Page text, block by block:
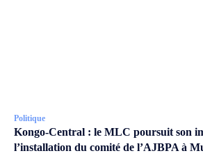
Politique
Kongo-Central : le MLC poursuit son
l’installation du comité de l’AJBPA à